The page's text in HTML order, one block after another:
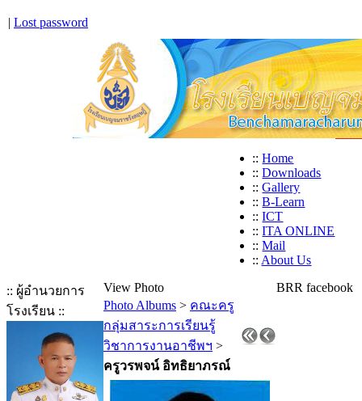
| Lost password
:: Home
:: Downloads
:: Gallery
:: B-Learn
:: ICT
:: ITA ONLINE
:: Mail
:: About Us
:: ผู้อำนวยการ
โรงเรียน ::
View Photo
Photo Albums > คณะครู
กลุ่มสาระการเรียนรู้
วิชาการงานอาชีพฯ >
ครูวรพจน์ อิทธิยาภรณ์
BRR facebook